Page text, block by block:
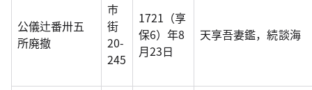
公儀辻番卅五
所廃撤
市
街
20-
245
1721（享
保6）年8
月23日
天享吾妻鑑，続談海